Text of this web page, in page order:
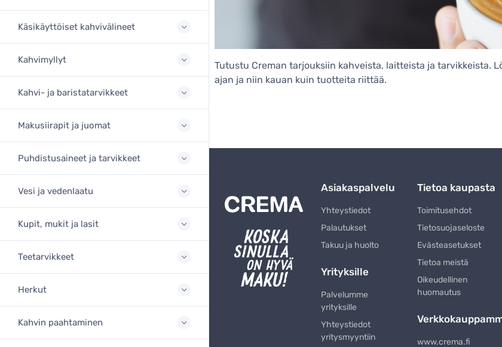
Käsikäyttöiset kahvivälineet
Kahvimyllyt
Kahvi- ja baristatarvikkeet
Makusiirapit ja juomat
Puhdistusaineet ja tarvikkeet
Vesi ja vedenlaatu
Kupit, mukit ja lasit
Teetarvikkeet
Herkut
Kahvin paahtaminen
Tutustu Creman tarjouksiin kahveista, laitteista ja tarvikkeista.
ajan ja niin kauan kuin tuotteita riittää.
Asiakaspalvelu
Yhteystiedot
Palautukset
Takuu ja huolto
Yrityksille
Palvelumme
yrityksille
Yhteystiedot
yritysmyyntiin
Tietoa kaupasta
Toimitusehdot
Tietosuojaseloste
Evästeasetukset
Tietoa meistä
Oikeudellinen
huomautus
www.crema.fi